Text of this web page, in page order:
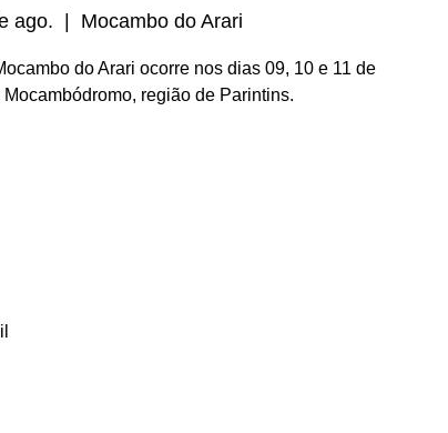
ago. Mocambo do Arari
do Arari ocorre nos dias 09, 10 e 11 de
região de Parintins.